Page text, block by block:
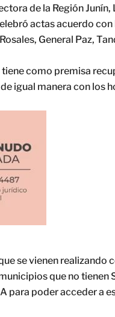
de la Región Junín,
actas acuerdo
General Paz,
como premisa
igual manera con los
se vienen
que no tienen
para poder acceder a